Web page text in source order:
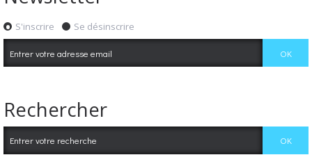
S'inscrire Se désinscrire
Rechercher